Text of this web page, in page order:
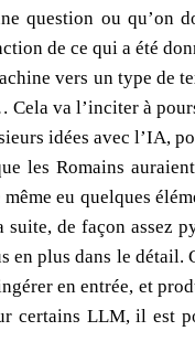
question ou qu’on
de ce qui a été
vers un type de
va l’inciter à
idées avec l’IA,
les Romains
eu quelques
suite, de façon
en plus dans le
en entrée, et
certains LLM, il est